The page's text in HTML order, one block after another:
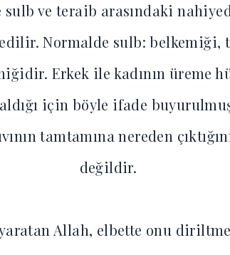
ve teraib arasındaki
Normalde sulb: belkemiği,
Erkek ile kadının üreme
için böyle ifade
tamtamına nereden
değildir.
Allah, elbette onu